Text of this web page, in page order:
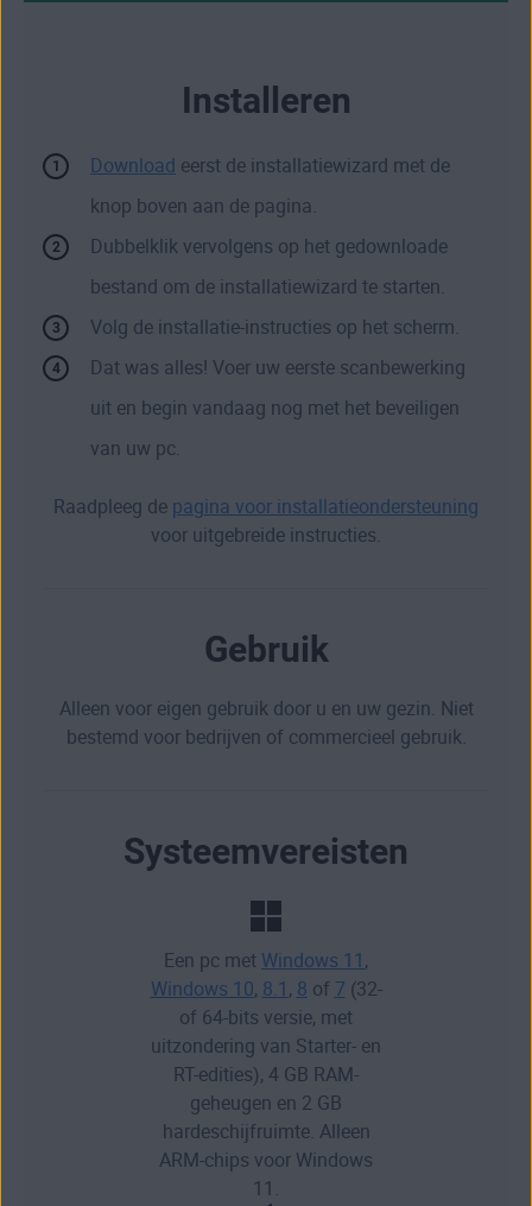
Installeren
Download eerst de installatiewizard met de
knop boven aan de pagina.
Dubbelklik vervolgens op het gedownloade
bestand om de installatiewizard te starten.
Volg de installatie-instructies op het scherm.
Dat was alles! Voer uw eerste scanbewerking
uit en begin vandaag nog met het beveiligen
van uw pc.
Raadpleeg de pagina voor installatieondersteuning
voor uitgebreide instructies.
Gebruik
Alleen voor eigen gebruik door u en uw gezin. Niet
bestemd voor bedrijven of commercieel gebruik.
Systeemvereisten
Een pc met Windows 11 ,
Windows 10, 8.1 , 8 of 7 (32-
of 64-bits versie, met
uitzondering van Starter- en
RT-edities), 4 GB RAM-
geheugen en 2 GB
hardeschijfruimte. Alleen
ARM-chips voor Windows
11.